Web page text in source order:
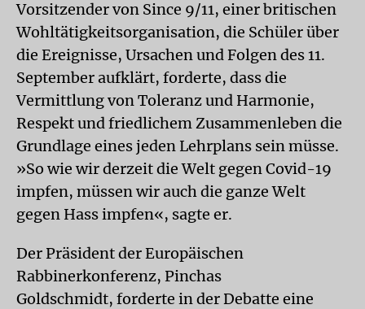
Vorsitzender von Since 9/11, einer britischen
Wohltätigkeitsorganisation, die Schüler über
die Ereignisse, Ursachen und Folgen des 11.
September aufklärt, forderte, dass die
Vermittlung von Toleranz und Harmonie,
Respekt und friedlichem Zusammenleben die
Grundlage eines jeden Lehrplans sein müsse.
»So wie wir derzeit die Welt gegen Covid-19
impfen, müssen wir auch die ganze Welt
gegen Hass impfen«, sagte er.
Der Präsident der Europäischen
Rabbinerkonferenz, Pinchas
Goldschmidt, forderte in der Debatte eine